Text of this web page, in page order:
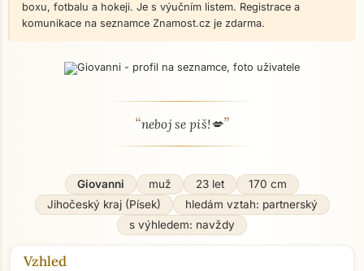
boxu, fotbalu a hokeji. Je s výučním listem. Registrace a
komunikace na seznamce Znamost.cz je zdarma.
O mně - seznamka profil
“neboj se piš!💋”
Giovanni muž 23 let
170 cm
Jihočeský kraj (Písek)
hledám vztah: partnerský
s výhledem: navždy
Vzhled